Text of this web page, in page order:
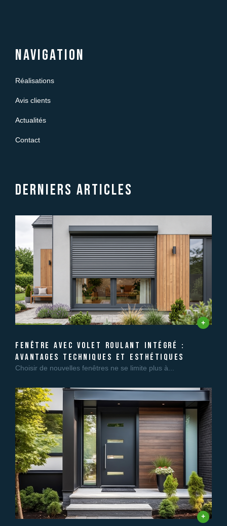
Navigation
Réalisations
Avis clients
Actualités
Contact
Derniers articles
fenêtre avec volet roulant intégré :
avantages techniques et esthétiques
Choisir de nouvelles fenêtres ne se limite plus à...